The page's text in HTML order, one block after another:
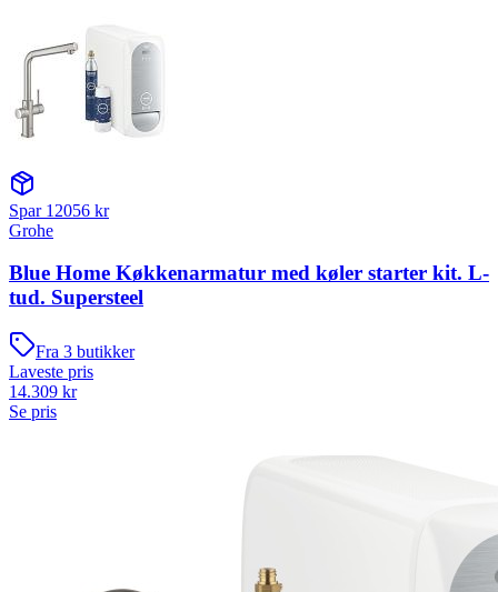
Spar 12056 kr
Grohe
Blue Home Køkkenarmatur med køler starter kit. L-
tud. Supersteel
Fra 3 butikker
Laveste pris
14.309 kr
Se pris